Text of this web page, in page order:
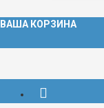
ВАША КОРЗИНА